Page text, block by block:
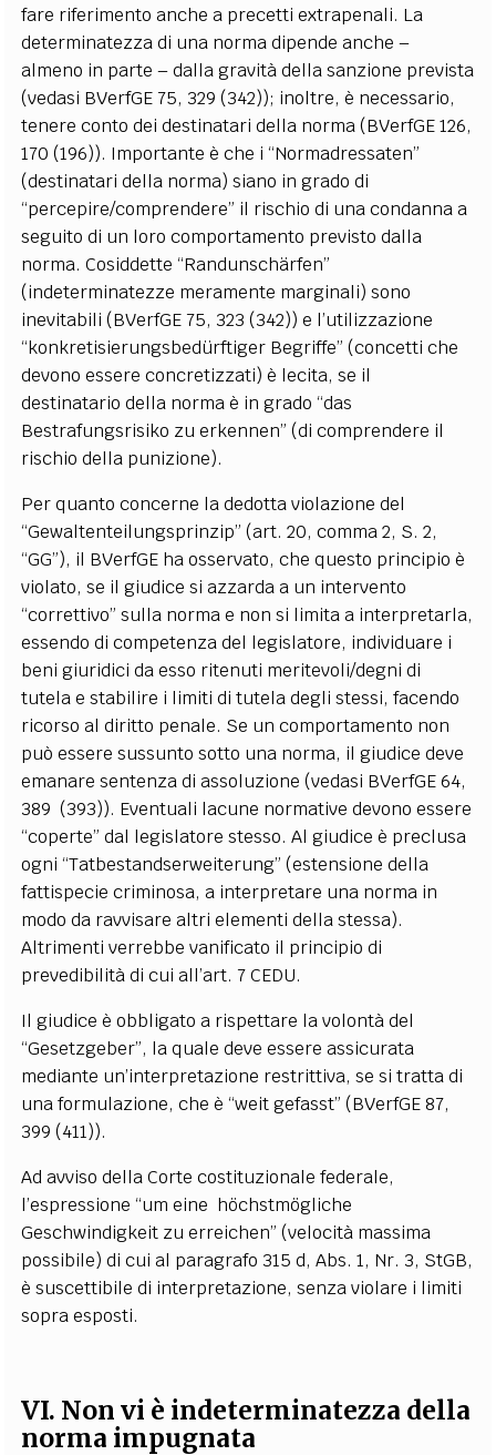
fare riferimento anche a precetti extrapenali. La
determinatezza di una norma dipende anche –
almeno in parte – dalla gravità della sanzione prevista
(vedasi BVerfGE 75, 329 (342)); inoltre, è necessario,
tenere conto dei destinatari della norma (BVerfGE 126,
170 (196)). Importante è che i “Normadressaten”
(destinatari della norma) siano in grado di
“percepire/comprendere” il rischio di una condanna a
seguito di un loro comportamento previsto dalla
norma. Cosiddette “Randunschärfen”
(indeterminatezze meramente marginali) sono
inevitabili (BVerfGE 75, 323 (342)) e l’utilizzazione
“konkretisierungsbedürftiger Begriffe” (concetti che
devono essere concretizzati) è lecita, se il
destinatario della norma è in grado “das
Bestrafungsrisiko zu erkennen” (di comprendere il
rischio della punizione).
Per quanto concerne la dedotta violazione del
“Gewaltenteilungsprinzip” (art. 20, comma 2, S. 2,
“GG”), il BVerfGE ha osservato, che questo principio è
violato, se il giudice si azzarda a un intervento
“correttivo” sulla norma e non si limita a interpretarla,
essendo di competenza del legislatore, individuare i
beni giuridici da esso ritenuti meritevoli/degni di
tutela e stabilire i limiti di tutela degli stessi, facendo
ricorso al diritto penale. Se un comportamento non
può essere sussunto sotto una norma, il giudice deve
emanare sentenza di assoluzione (vedasi BVerfGE 64,
389 (393)). Eventuali lacune normative devono essere
“coperte” dal legislatore stesso. Al giudice è preclusa
ogni “Tatbestandserweiterung” (estensione della
fattispecie criminosa, a interpretare una norma in
modo da ravvisare altri elementi della stessa).
Altrimenti verrebbe vanificato il principio di
prevedibilità di cui all’art. 7 CEDU.
Il giudice è obbligato a rispettare la volontà del
“Gesetzgeber”, la quale deve essere assicurata
mediante un’interpretazione restrittiva, se si tratta di
una formulazione, che è “weit gefasst” (BVerfGE 87,
399 (411)).
Ad avviso della Corte costituzionale federale,
l’espressione “um eine höchstmögliche
Geschwindigkeit zu erreichen” (velocità massima
possibile) di cui al paragrafo 315 d, Abs. 1, Nr. 3, StGB,
è suscettibile di interpretazione, senza violare i limiti
sopra esposti.
VI. Non vi è indeterminatezza della
norma impugnata